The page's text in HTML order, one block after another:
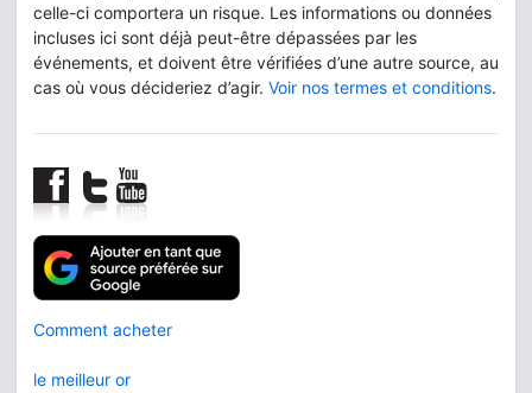
celle-ci comportera un risque. Les informations ou données
incluses ici sont déjà peut-être dépassées par les
événements, et doivent être vérifiées d’une autre source, au
cas où vous décideriez d’agir. Voir nos termes et conditions.
Comment acheter
le meilleur or